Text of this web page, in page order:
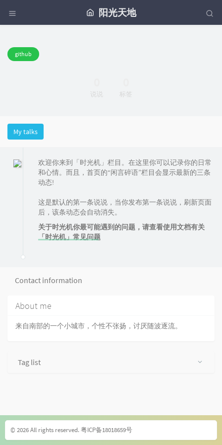
阳光天地
github
说说 标签
My talks
欢迎你来到「时光机」栏目。在这里你可以记录你的日常
和心情。而且，首页的“闲言碎语”栏目会显示最新的三条
动态!
这是默认的第一条说说，当你发布第一条说说，刷新页面
后，该条动态会自动消失。
关于时光机你最可能遇到的问题，请查看使用文档有关
「时光机」常见问题
Contact information
About me
来自南部的一个小城市，个性不张扬，讨厌随波逐流。
Tag list
© 2026 All rights reserved.粤ICP备18018659号